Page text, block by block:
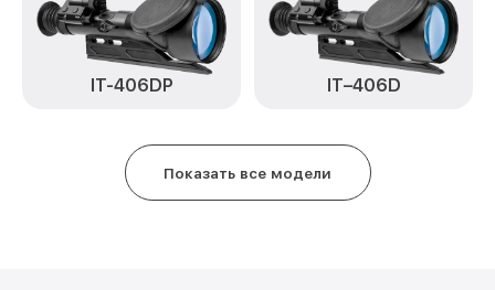
Замена матрицы IT-404H Infratech от 1100₽
Замена дисплея (экрана) IT-404H
Infratech
от 750₽
Ремонт Wi-Fi IT-404H Infratech
IT-406DP IT–406D
Показать все модели